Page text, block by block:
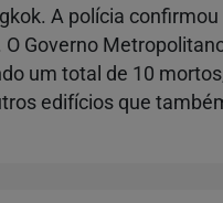
A polícia
Governo
um total de 10
edifícios que